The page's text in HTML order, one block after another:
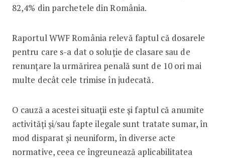
82,4% din parchetele din România.
Raportul WWF România relevă faptul că dosarele
pentru care s-a dat o soluție de clasare sau de
renunțare la urmărirea penală sunt de 10 ori mai
multe decât cele trimise în judecată.
O cauză a acestei situații este și faptul că anumite
activități și/sau fapte ilegale sunt tratate sumar, în
mod disparat și neuniform, în diverse acte
normative, ceea ce îngreunează aplicabilitatea